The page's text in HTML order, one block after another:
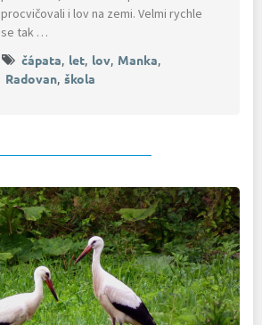
procvičovali i lov na zemi. Velmi rychle
se tak …
čápata, let, lov, Manka,
Radovan, škola